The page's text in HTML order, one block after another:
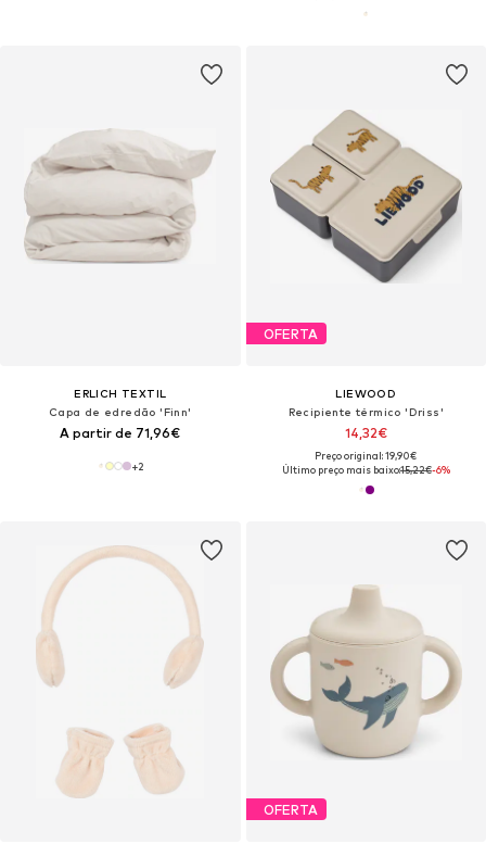
ERLICH TEXTIL
Capa de edredão 'Finn'
A partir de 71,96€
+2
OFERTA
LIEWOOD
Recipiente térmico 'Driss'
14,32€
Preço original: 19,90€
Último preço mais baixo:15,22€-6%
OFERTA